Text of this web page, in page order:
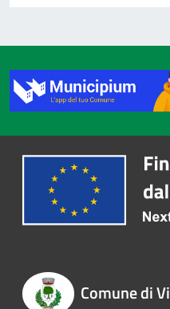
Comune di